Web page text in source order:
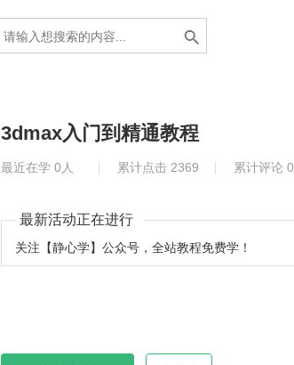
3dmax入门到精通教程
最近在学 0人 累计点击 2369 累计评论 0
关注【静心学】公众号，全站教程免费学！
最新活动正在进行